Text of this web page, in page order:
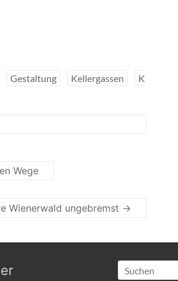
Gestaltung Kellergassen
K
Wege
Wienerwald ungebremst →